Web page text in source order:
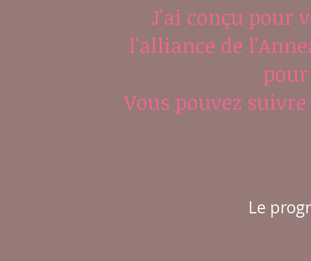
J'ai conçu pour
l'alliance de
Vous pouvez
Le